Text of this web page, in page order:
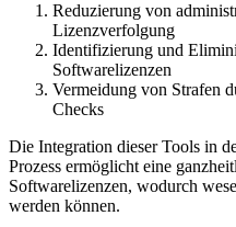
Reduzierung von
Lizenzverfolgung
Identifizierung und
Softwarelizenzen
Vermeidung von Strafen
Checks
Die Integration dieser Tools in
Prozess ermöglicht eine
Softwarelizenzen, wodurch
werden können.